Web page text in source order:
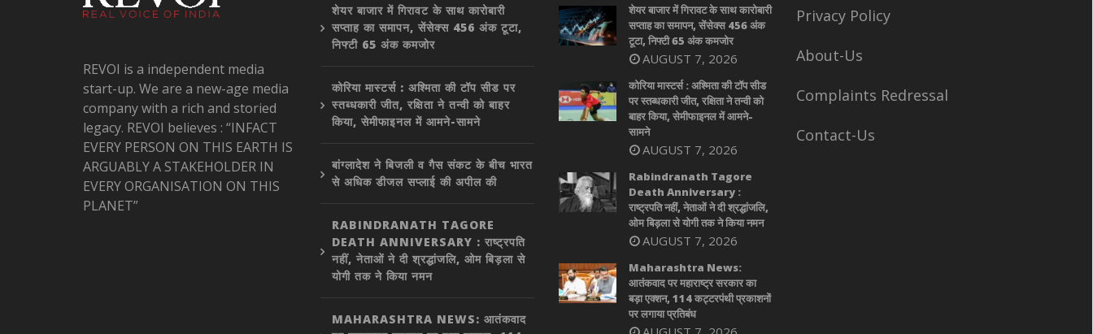
REVOI is a independent media
start-up. We are a new-age media
company with a rich and storied
legacy. REVOI believes : “INFACT
EVERY PERSON ON THIS EARTH IS
ARGUABLY A STAKEHOLDER IN
EVERY ORGANISATION ON THIS
PLANET”
शेयर बाजार में गिरावट के साथ कारोबारी
सप्ताह का समापन, सेंसेक्स 456 अंक टूटा,
निफ्टी 65 अंक कमजोर
कोरिया मास्टर्स : अश्मिता की टॉप सीड पर
स्तब्धकारी जीत, रक्षिता ने तन्वी को बाहर
किया, सेमीफाइनल में आमने-सामने
बांग्लादेश ने बिजली व गैस संकट के बीच भारत
से अधिक डीजल सप्लाई की अपील की
RABINDRANATH TAGORE
DEATH ANNIVERSARY : राष्ट्रपति
नहीं, नेताओं ने दी श्रद्धांजलि, ओम बिड़ला से
योगी तक ने किया नमन
MAHARASHTRA NEWS: आतंकवाद
शेयर बाजार में गिरावट के साथ कारोबारी
सप्ताह का समापन, सेंसेक्स 456 अंक
टूटा, निफ्टी 65 अंक कमजोर
AUGUST 7, 2026
कोरिया मास्टर्स : अश्मिता की टॉप सीड
पर स्तब्धकारी जीत, रक्षिता ने तन्वी को
बाहर किया, सेमीफाइनल में आमने-
सामने
AUGUST 7, 2026
Rabindranath Tagore
Death Anniversary :
राष्ट्रपति नहीं, नेताओं ने दी श्रद्धांजलि,
ओम बिड़ला से योगी तक ने किया नमन
AUGUST 7, 2026
Maharashtra News:
आतंकवाद पर महाराष्ट्र सरकार का
बड़ा एक्शन, 114 कट्टरपंथी प्रकाशनों
पर लगाया प्रतिबंध
Privacy Policy
About-Us
Complaints Redressal
Contact-Us